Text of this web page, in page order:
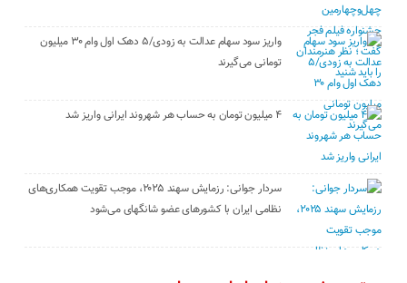
واریز سود سهام عدالت به زودی/۵ دهک اول وام ۳۰ میلیون
تومانی می‌گیرند
۴ میلیون تومان به حساب هر شهروند ایرانی واریز شد
سردار جوانی: رزمایش سهند ۲۰۲۵، موجب تقویت همکاری‌های
نظامی ایران با کشور‌های عضو شانگهای می‌شود